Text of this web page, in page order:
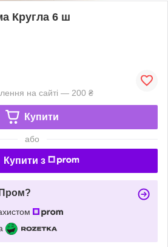
Кругла 6 ш
на сайті — 200 ₴
Купити
або
Купити з